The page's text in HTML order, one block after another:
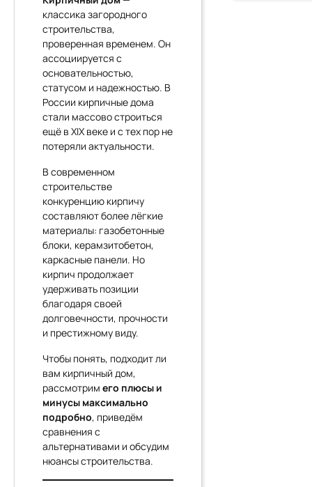
классика загородного
строительства,
проверенная временем. Он
ассоциируется с
основательностью,
статусом и надежностью. В
России кирпичные дома
стали массово строиться
ещё в XIX веке и с тех пор не
потеряли актуальности.
В современном
строительстве
конкуренцию кирпичу
составляют более лёгкие
материалы: газобетонные
блоки, керамзитобетон,
каркасные панели. Но
кирпич продолжает
удерживать позиции
благодаря своей
долговечности, прочности
и престижному виду.
Чтобы понять, подходит ли
вам кирпичный дом,
рассмотрим его плюсы и
минусы максимально
подробно, приведём
сравнения с
альтернативами и обсудим
нюансы строительства.